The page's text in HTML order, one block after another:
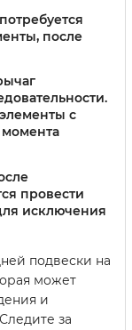
после
с
провести
исключения
подвески на
может
и
за